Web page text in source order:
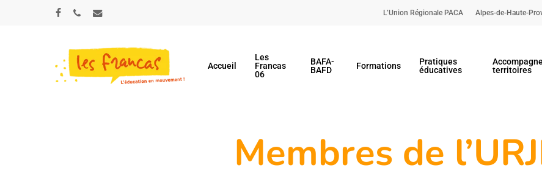
Panneau de gestion des cookies L’Union Régionale PACA Alpes-de-Haute-
Accueil
Les
Francas
06
BAFA-
BAFD
Formations
Pratiques
éducatives
territoires
Membres de